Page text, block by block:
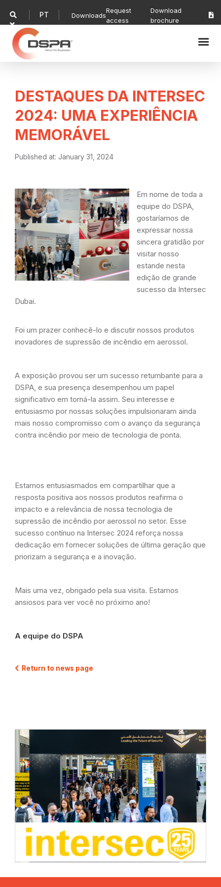


PT Downloads
Request
access
Download
brochure

DESTAQUES DA INTERSEC
2024: UMA EXPERIÊNCIA
MEMORÁVEL
Published at: January 31, 2024
Em nome de toda a
equipe do DSPA,
gostaríamos de
expressar nossa
sincera gratidão por
visitar nosso
estande nesta
edição de grande
sucesso da Intersec
Dubai.
Foi um prazer conhecê-lo e discutir nossos produtos
inovadores de supressão de incêndio em aerossol.
A exposição provou ser um sucesso retumbante para a
DSPA, e sua presença desempenhou um papel
significativo em torná-la assim. Seu interesse e
entusiasmo por nossas soluções impulsionaram ainda
mais nosso compromisso com o avanço da segurança
contra incêndio por meio de tecnologia de ponta.
Estamos entusiasmados em compartilhar que a
resposta positiva aos nossos produtos reafirma o
impacto e a relevância de nossa tecnologia de
supressão de incêndio por aerossol no setor. Esse
sucesso contínuo na Intersec 2024 reforça nossa
dedicação em fornecer soluções de última geração que
priorizam a segurança e a inovação.
Mais uma vez, obrigado pela sua visita. Estamos
ansiosos para ver você no próximo ano!
A equipe do DSPA
 Return to news page